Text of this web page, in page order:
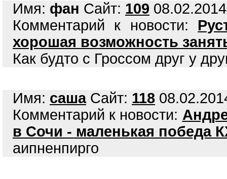
Имя: фан Сайт: 109
Комментарий к новости:
хорошая возможность
Как будто с Гроссом друг у
Имя: сашаСайт: 118
Комментарий к новости:
в Сочи - маленькая победа
аипненпирго